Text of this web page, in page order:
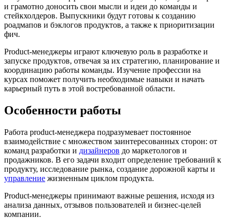
и грамотно доносить свои мысли и идеи до команды и
стейкхолдеров. Выпускники будут готовы к созданию
роадмапов и бэклогов продуктов, а также к приоритизации
фич.
Product-менеджеры играют ключевую роль в разработке и
запуске продуктов, отвечая за их стратегию, планирование и
координацию работы команды. Изучение профессии на
курсах поможет получить необходимые навыки и начать
карьерный путь в этой востребованной области.
Особенности работы
Работа product-менеджера подразумевает постоянное
взаимодействие с множеством заинтересованных сторон: от
команд разработки и дизайнеров до маркетологов и
продажников. В его задачи входит определение требований к
продукту, исследование рынка, создание дорожной карты и
управление жизненным циклом продукта.
Product-менеджеры принимают важные решения, исходя из
анализа данных, отзывов пользователей и бизнес-целей
компании.